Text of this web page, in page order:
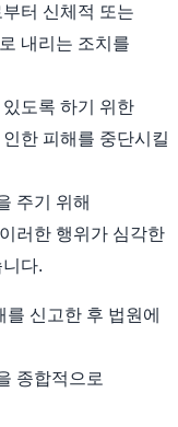
터 신체적 또는
내리는 조치를
도록 하기 위한
한 피해를 중단시킬
주기 위해
러한 행위가 심각한
다.
신고한 후 법원에
종합적으로